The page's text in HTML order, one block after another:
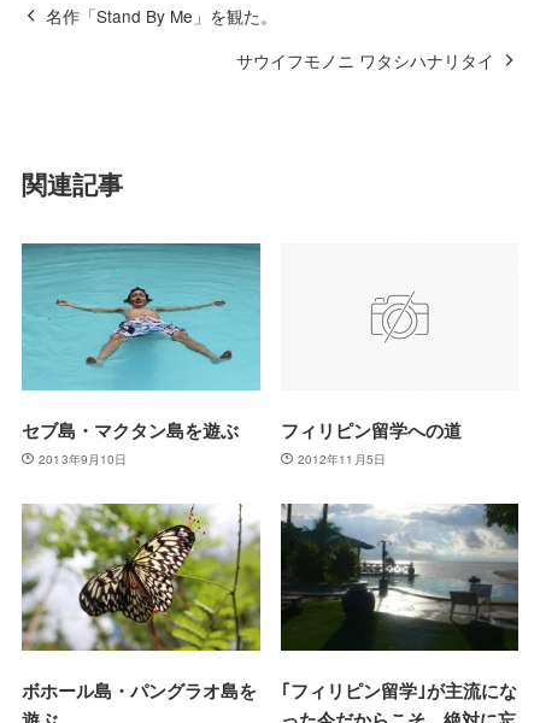
名作「Stand By Me」を観た。
サウイフモノニ ワタシハナリタイ
関連記事
セブ島・マクタン島を遊ぶ
2013年9月10日
フィリピン留学への道
2012年11月5日
ボホール島・パングラオ島を
｢フィリピン留学｣が主流にな